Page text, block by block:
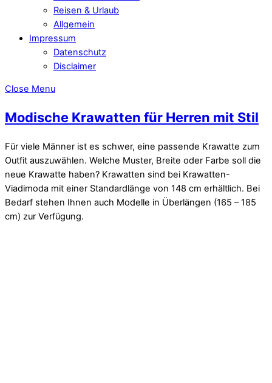
Reisen & Urlaub
Allgemein
Impressum
Datenschutz
Disclaimer
Close Menu
Modische Krawatten für Herren mit Stil
Für viele Männer ist es schwer, eine passende Krawatte zum
Outfit auszuwählen. Welche Muster, Breite oder Farbe soll die
neue Krawatte haben? Krawatten sind bei Krawatten-
Viadimoda mit einer Standardlänge von 148 cm erhältlich. Bei
Bedarf stehen Ihnen auch Modelle in Überlängen (165 – 185
cm) zur Verfügung.